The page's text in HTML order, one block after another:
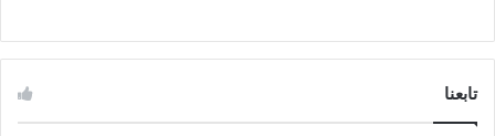
تابعنا